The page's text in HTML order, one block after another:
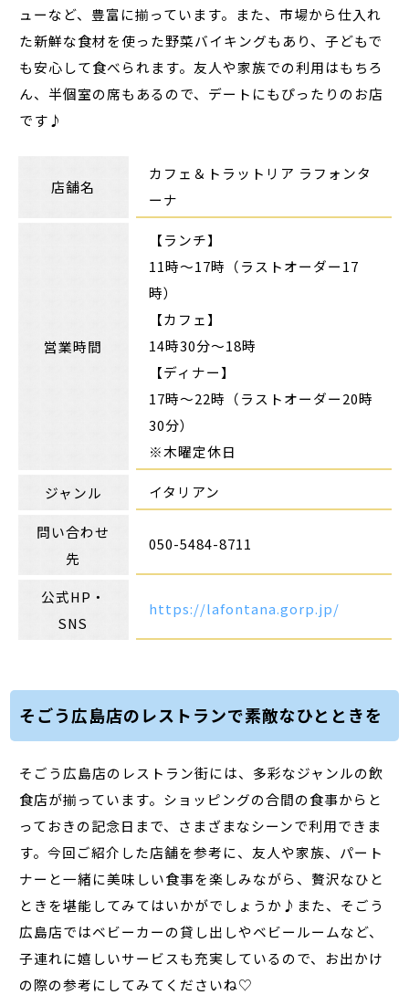
ューなど、豊富に揃っています。また、市場から仕入れ
た新鮮な食材を使った野菜バイキングもあり、子どもで
も安心して食べられます。友人や家族での利用はもちろ
ん、半個室の席もあるので、デートにもぴったりのお店
です♪
店舗名
カフェ＆トラットリア ラフォンタ
ーナ
営業時間
【ランチ】
11時～17時（ラストオーダー17
時）
【カフェ】
14時30分～18時
【ディナー】
17時～22時（ラストオーダー20時
30分）
※木曜定休日
ジャンル イタリアン
問い合わせ
先
050-5484-8711
公式HP・
SNS
https://lafontana.gorp.jp/
そごう広島店のレストランで素敵なひとときを
そごう広島店のレストラン街には、多彩なジャンルの飲
食店が揃っています。ショッピングの合間の食事からと
っておきの記念日まで、さまざまなシーンで利用できま
す。今回ご紹介した店舗を参考に、友人や家族、パート
ナーと一緒に美味しい食事を楽しみながら、贅沢なひと
ときを堪能してみてはいかがでしょうか♪また、そごう
広島店ではベビーカーの貸し出しやベビールームなど、
子連れに嬉しいサービスも充実しているので、お出かけ
の際の参考にしてみてくださいね♡